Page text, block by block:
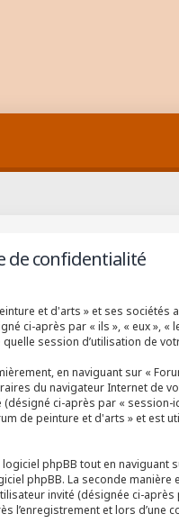
de confidentialité
et d'arts » et ses
ci-après par « ils », « eux »,
session d’utilisation de
en naviguant sur «
du navigateur Internet de
ci-après par «
de peinture et d'arts » et
phpBB tout en
phpBB. La seconde
invité (désignée ci-
l’enregistrement et lors d’une